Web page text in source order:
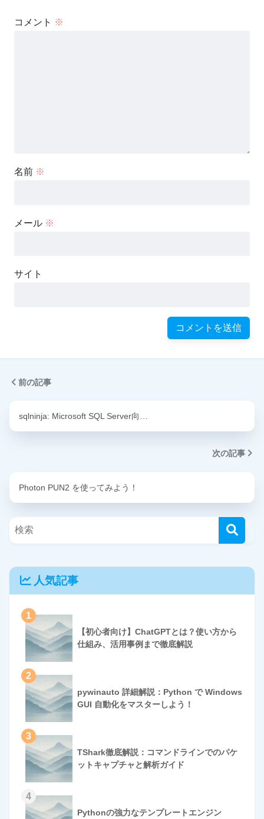
コメント ※
名前 ※
メール ※
サイト
前の記事
sqlninja: Microsoft SQL Server向…
次の記事
Photon PUN2 を使ってみよう！
人気記事
1
【初心者向け】ChatGPTとは？使い方から
仕組み、活用事例まで徹底解説
2
pywinauto 詳細解説：Python で Windows
GUI 自動化をマスターしよう！
3
TShark徹底解説：コマンドラインでのパケ
ットキャプチャと解析ガイド
4
Pythonの強力なテンプレートエンジン